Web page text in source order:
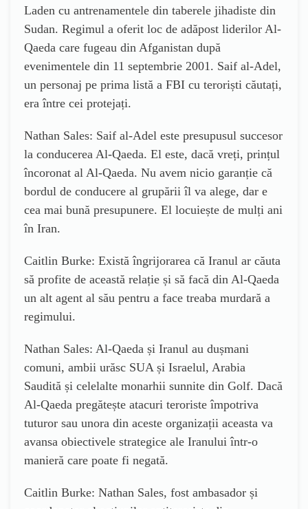
Laden cu antrenamentele din taberele jihadiste din
Sudan. Regimul a oferit loc de adăpost liderilor Al-
Qaeda care fugeau din Afganistan după
evenimentele din 11 septembrie 2001. Saif al-Adel,
un personaj pe prima listă a FBI cu teroriști căutați,
era între cei protejați.
Nathan Sales: Saif al-Adel este presupusul succesor
la conducerea Al-Qaeda. El este, dacă vreți, prințul
încoronat al Al-Qaeda. Nu avem nicio garanție că
bordul de conducere al grupării îl va alege, dar e
cea mai bună presupunere. El locuiește de mulți ani
în Iran.
Caitlin Burke: Există îngrijorarea că Iranul ar căuta
să profite de această relație și să facă din Al-Qaeda
un alt agent al său pentru a face treaba murdară a
regimului.
Nathan Sales: Al-Qaeda și Iranul au dușmani
comuni, ambii urăsc SUA și Israelul, Arabia
Saudită și celelalte monarhii sunnite din Golf. Dacă
Al-Qaeda pregătește atacuri teroriste împotriva
tuturor sau unora din aceste organizații aceasta va
avansa obiectivele strategice ale Iranului într-o
manieră care poate fi negată.
Caitlin Burke: Nathan Sales, fost ambasador și